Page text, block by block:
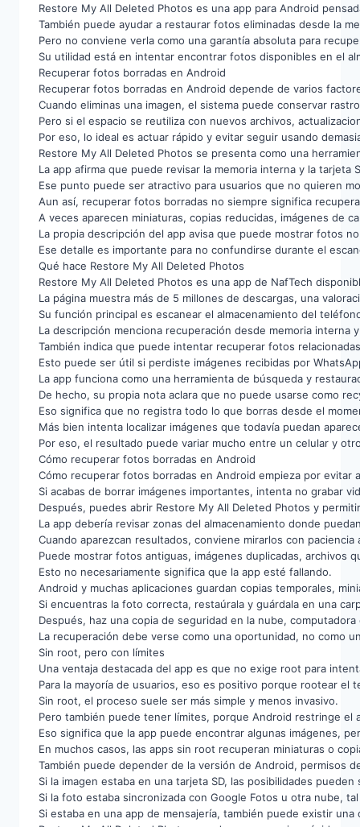
Restore My All Deleted Photos es una app para Android
También puede ayudar a restaurar fotos eliminadas desde la
Pero no conviene verla como una garantía absoluta para
Su utilidad está en intentar encontrar fotos disponibles en el
Recuperar fotos borradas en Android
Recuperar fotos borradas en Android depende de varios
Cuando eliminas una imagen, el sistema puede conservar
Pero si el espacio se reutiliza con nuevos archivos,
Por eso, lo ideal es actuar rápido y evitar seguir usando
Restore My All Deleted Photos se presenta como una
La app afirma que puede revisar la memoria interna y la tarjeta
Ese punto puede ser atractivo para usuarios que no quieren
Aun así, recuperar fotos borradas no siempre significa
A veces aparecen miniaturas, copias reducidas, imágenes de
La propia descripción del app avisa que puede mostrar fotos
Ese detalle es importante para no confundirse durante el
Qué hace Restore My All Deleted Photos
Restore My All Deleted Photos es una app de NafTech
La página muestra más de 5 millones de descargas, una
Su función principal es escanear el almacenamiento del
La descripción menciona recuperación desde memoria interna
También indica que puede intentar recuperar fotos
Esto puede ser útil si perdiste imágenes recibidas por
La app funciona como una herramienta de búsqueda y
De hecho, su propia nota aclara que no puede usarse como
Eso significa que no registra todo lo que borras desde el
Más bien intenta localizar imágenes que todavía puedan
Por eso, el resultado puede variar mucho entre un celular y
Cómo recuperar fotos borradas en Android
Cómo recuperar fotos borradas en Android empieza por evitar
Si acabas de borrar imágenes importantes, intenta no grabar
Después, puedes abrir Restore My All Deleted Photos y
La app debería revisar zonas del almacenamiento donde
Cuando aparezcan resultados, conviene mirarlos con
Puede mostrar fotos antiguas, imágenes duplicadas, archivos
Esto no necesariamente significa que la app esté fallando.
Android y muchas aplicaciones guardan copias temporales,
Si encuentras la foto correcta, restaúrala y guárdala en una
Después, haz una copia de seguridad en la nube,
La recuperación debe verse como una oportunidad, no como
Sin root, pero con límites
Una ventaja destacada del app es que no exige root para
Para la mayoría de usuarios, eso es positivo porque rootear el
Sin root, el proceso suele ser más simple y menos invasivo.
Pero también puede tener límites, porque Android restringe el
Eso significa que la app puede encontrar algunas imágenes,
En muchos casos, las apps sin root recuperan miniaturas o
También puede depender de la versión de Android, permisos
Si la imagen estaba en una tarjeta SD, las posibilidades
Si la foto estaba sincronizada con Google Fotos u otra nube,
Si estaba en una app de mensajería, también puede existir